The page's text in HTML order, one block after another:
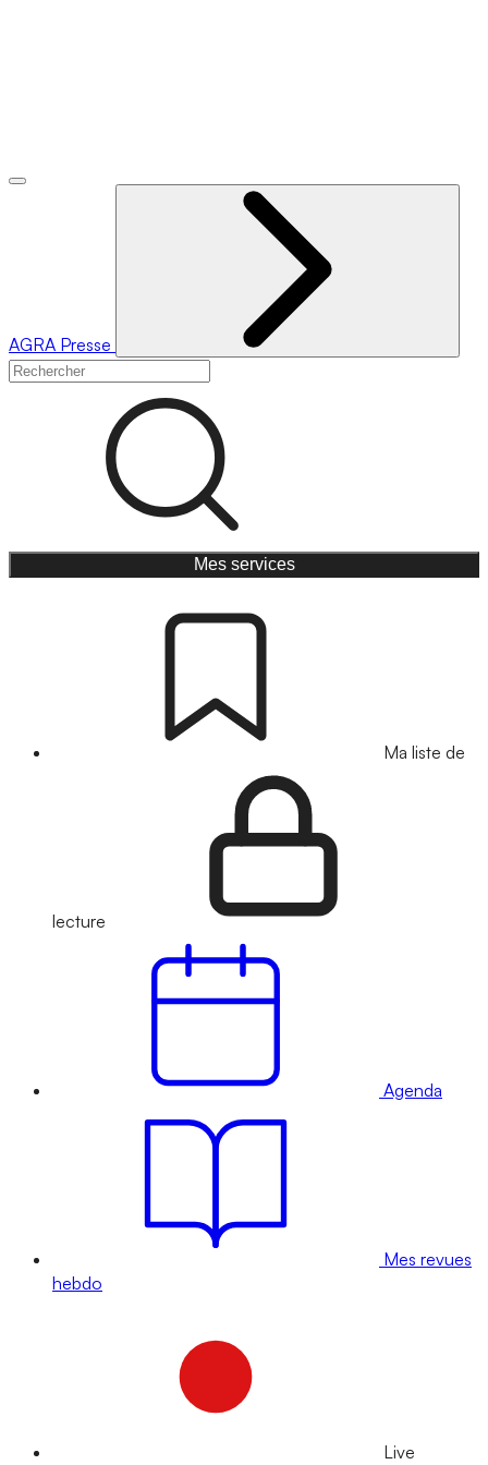
AGRA Presse
Mes services
Ma liste de
lecture
Agenda
Mes revues
hebdo
Live